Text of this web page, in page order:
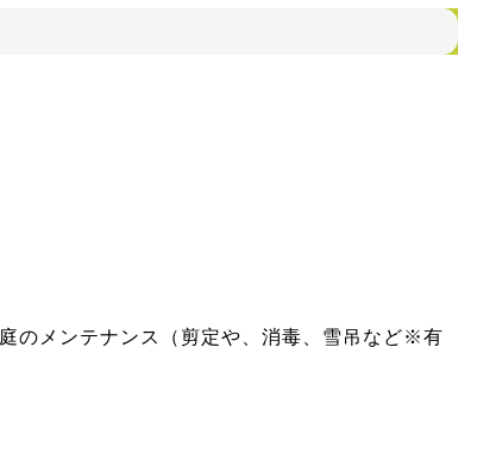
のメンテナンス（剪定や、消毒、雪吊など※有